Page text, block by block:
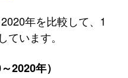
年を比較して、1
います。
2020年）